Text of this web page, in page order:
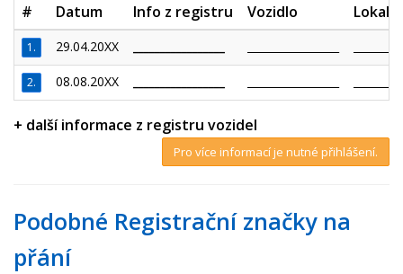
# Datum Info z registru Vozidlo
1. 29.04.20XX
2. 08.08.20XX
+ další informace z registru vozidel
Pro více informací je nutné přihlášení.
Podobné Registrační značky na
přání